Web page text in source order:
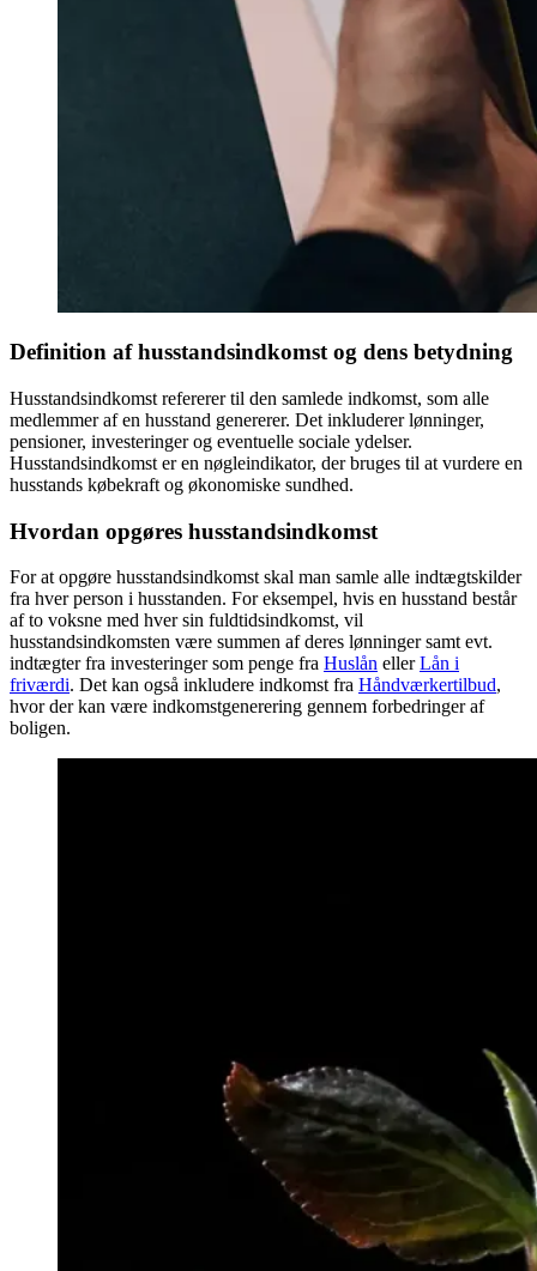
Definition af husstandsindkomst og dens betydning
Husstandsindkomst refererer til den samlede indkomst, som alle
medlemmer af en husstand genererer. Det inkluderer lønninger,
pensioner, investeringer og eventuelle sociale ydelser.
Husstandsindkomst er en nøgleindikator, der bruges til at vurdere en
husstands købekraft og økonomiske sundhed.
Hvordan opgøres husstandsindkomst
For at opgøre husstandsindkomst skal man samle alle indtægtskilder
fra hver person i husstanden. For eksempel, hvis en husstand består
af to voksne med hver sin fuldtidsindkomst, vil
husstandsindkomsten være summen af deres lønninger samt evt.
indtægter fra investeringer som penge fra Huslån ellerLån i
friværdi. Det kan også inkludere indkomst fra Håndværkertilbud,
hvor der kan være indkomstgenerering gennem forbedringer af
boligen.